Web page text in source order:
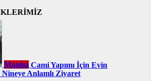
Manisa Cami Yapımı İçin Evin
Nineye Anlamlı Ziyaret